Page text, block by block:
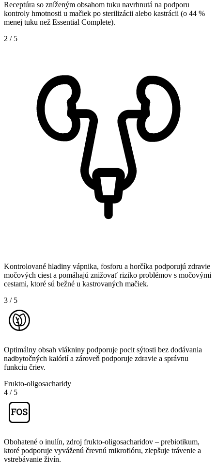
Receptúra so zníženým obsahom tuku navrhnutá na podporu
kontroly hmotnosti u mačiek po sterilizácii alebo kastrácii (o 44 %
menej tuku než Essential Complete).
2 / 5
Kontrolované hladiny vápnika, fosforu a horčíka podporujú zdravie
močových ciest a pomáhajú znižovať riziko problémov s močovými
cestami, ktoré sú bežné u kastrovaných mačiek.
3 / 5
Optimálny obsah vlákniny podporuje pocit sýtosti bez dodávania
nadbytočných kalórií a zároveň podporuje zdravie a správnu
funkciu čriev.
Frukto-oligosacharidy
4 / 5
Obohatené o inulín, zdroj frukto-oligosacharidov – prebiotikum,
ktoré podporuje vyváženú črevnú mikroflóru, zlepšuje trávenie a
vstrebávanie živín.